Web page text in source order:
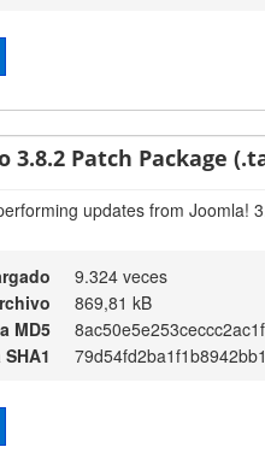
3.8.2 Patch Package
updates from Joomla!
9.324 veces
869,81 kB
MD5